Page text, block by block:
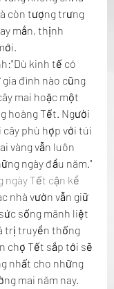
còn tượng trưng
mắn, thịnh
kinh tế có
đình nào cũng
mai hoặc một
hoàng Tết. Người
phù hợp với túi
vàng vẫn luôn
ngày đầu năm."
ngày Tết cận kề
nhà vườn vẫn giữ
sống mãnh liệt
trị truyền thống
chợ Tết sắp tới sẽ
nhất cho những
mai năm nay.